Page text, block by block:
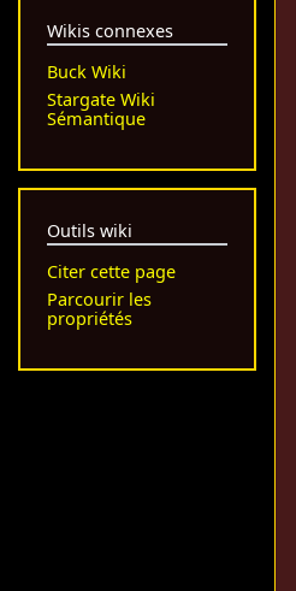
Wikis connexes
Buck Wiki
Stargate Wiki
Sémantique
Outils wiki
Citer cette page
Parcourir les
propriétés